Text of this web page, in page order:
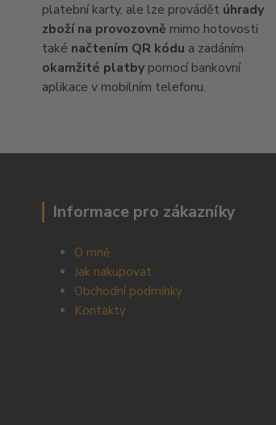
platební karty, ale lze provádět úhrady
zboží na provozovně mimo hotovosti
také načtením QR kódu a zadáním
okamžité platby pomocí bankovní
aplikace v mobilním telefonu.
Informace pro zákazníky
O mně
Jak nakupovat
Obchodní podmínky
Kontakty